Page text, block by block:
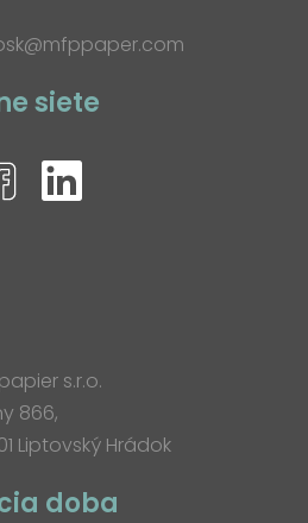
siete
s.r.o.
866,
Liptovský Hrádok
doba